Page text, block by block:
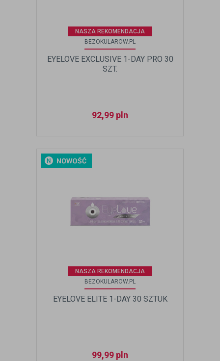
NASZA REKOMENDACJA
BEZOKULAROW.PL
EYELOVE EXCLUSIVE 1-DAY PRO 30
SZT.
92,99 pln
NASZA REKOMENDACJA
BEZOKULAROW.PL
EYELOVE ELITE 1-DAY 30 SZTUK
99,99 pln